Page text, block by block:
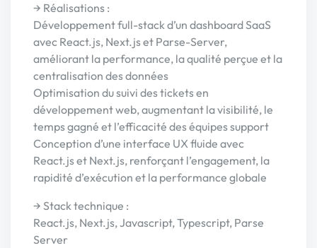
→ Réalisations :
Développement full-stack d’un dashboard SaaS
avec React.js, Next.js et Parse-Server,
améliorant la performance, la qualité perçue et la
centralisation des données
Optimisation du suivi des tickets en
développement web, augmentant la visibilité, le
temps gagné et l’efficacité des équipes support
Conception d’une interface UX fluide avec
React.js et Next.js, renforçant l’engagement, la
rapidité d’exécution et la performance globale
→ Stack technique :
React.js, Next.js, Javascript, Typescript, Parse
Server